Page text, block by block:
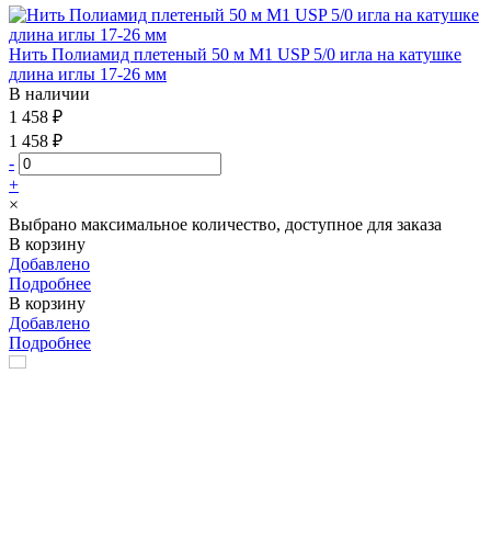
Нить Полиамид плетеный 50 м М1 USP 5/0 игла на катушке
длина иглы 17-26 мм
В наличии
1 458 ₽
1 458 ₽
-
+
×
Выбрано максимальное количество, доступное для заказа
В корзину
Добавлено
Подробнее
В корзину
Добавлено
Подробнее